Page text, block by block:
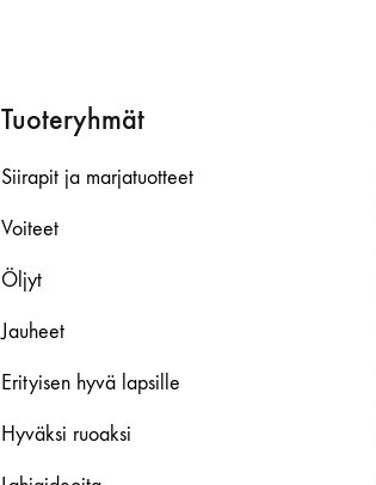
Tuoteryhmät
Siirapit ja marjatuotteet
Voiteet
Öljyt
Jauheet
Erityisen hyvä lapsille
Hyväksi ruoaksi